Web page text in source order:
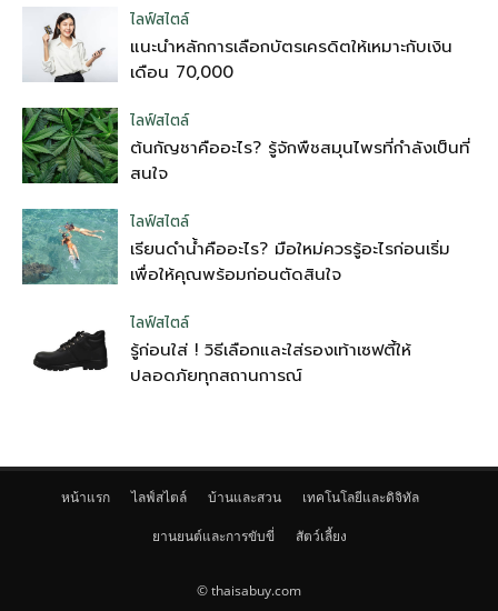
ไลฟ์สไตล์
แนะนำหลักการเลือกบัตรเครดิตให้เหมาะกับเงิน
เดือน 70,000
ไลฟ์สไตล์
ต้นกัญชาคืออะไร? รู้จักพืชสมุนไพรที่กำลังเป็นที่
สนใจ
ไลฟ์สไตล์
เรียนดำน้ำคืออะไร? มือใหม่ควรรู้อะไรก่อนเริ่ม
เพื่อให้คุณพร้อมก่อนตัดสินใจ
ไลฟ์สไตล์
รู้ก่อนใส่ ! วิธีเลือกและใส่รองเท้าเซฟตี้ให้
ปลอดภัยทุกสถานการณ์
หน้าแรก ไลฟ์สไตล์ บ้านและสวน เทคโนโลยีและดิจิทัล
ยานยนต์และการขับขี่ สัตว์เลี้ยง
© thaisabuy.com